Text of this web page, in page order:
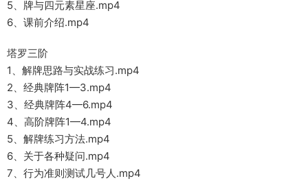
5、牌与四元素星座.mp4
6、课前介绍.mp4
塔罗三阶
1、解牌思路与实战练习.mp4
2、经典牌阵1—3.mp4
3、经典牌阵4—6.mp4
4、高阶牌阵1—4.mp4
5、解牌练习方法.mp4
6、关于各种疑问.mp4
7、行为准则测试几号人.mp4